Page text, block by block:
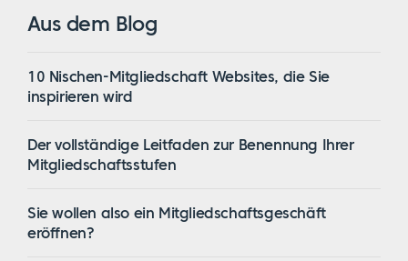
Aus dem Blog
10 Nischen-Mitgliedschaft Websites, die Sie
inspirieren wird
Der vollständige Leitfaden zur Benennung Ihrer
Mitgliedschaftsstufen
Sie wollen also ein Mitgliedschaftsgeschäft
eröffnen?